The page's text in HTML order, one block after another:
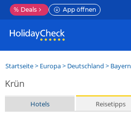
% Deals App öffnen
Startseite> Europa> Deutschland > Bayern
Krün
Hotels Reisetipps